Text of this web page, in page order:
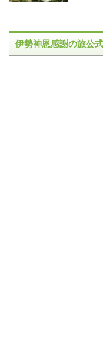
伊勢神恩感謝の旅公